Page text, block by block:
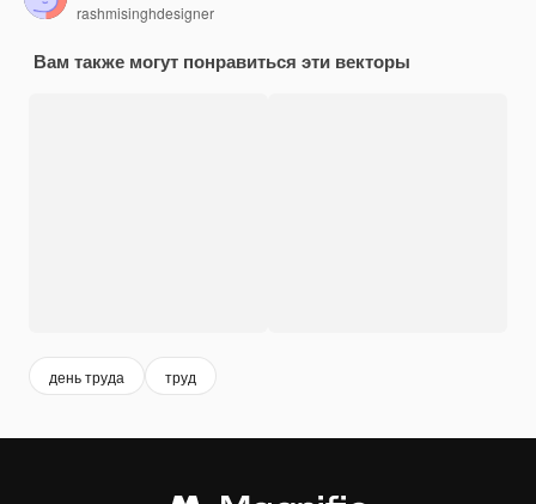
rashmisinghdesigner
Вам также могут понравиться эти векторы
день труда труд